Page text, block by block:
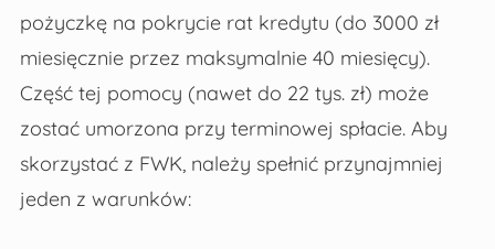
pożyczkę na pokrycie rat kredytu (do 3000 zł
miesięcznie przez maksymalnie 40 miesięcy).
Część tej pomocy (nawet do 22 tys. zł) może
zostać umorzona przy terminowej spłacie. Aby
skorzystać z FWK, należy spełnić przynajmniej
jeden z warunków: